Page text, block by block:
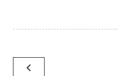
Beitragsnavigation
navigate_before